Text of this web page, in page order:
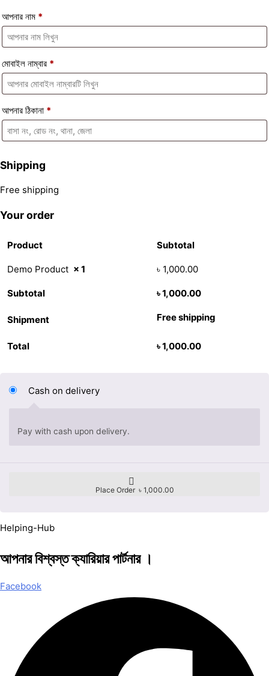
আপনার নাম *
মোবাইল নাম্বার *
আপনার ঠিকানা *
Shipping
Free shipping
Your order
Product Subtotal
Demo Product × 1 ৳ 1,000.00
Subtotal ৳1,000.00
Shipment Free shipping
Total ৳1,000.00
Cash on delivery
Pay with cash upon delivery.
Place Order ৳ 1,000.00
Helping-Hub
আপনার বিশ্বস্ত ক্যারিয়ার পার্টনার ।
Facebook